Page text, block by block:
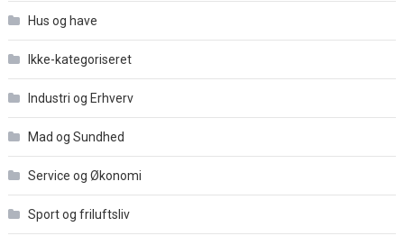
Hus og have
Ikke-kategoriseret
Industri og Erhverv
Mad og Sundhed
Service og Økonomi
Sport og friluftsliv